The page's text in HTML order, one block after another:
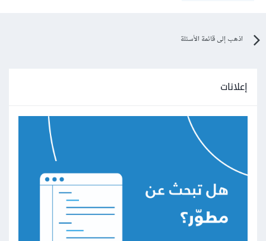
اذهب إلى قائمة الأسئلة
إعلانات